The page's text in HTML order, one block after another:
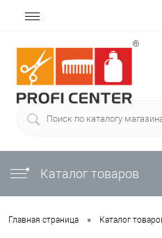
Каталог товаров
Главная страница • Каталог